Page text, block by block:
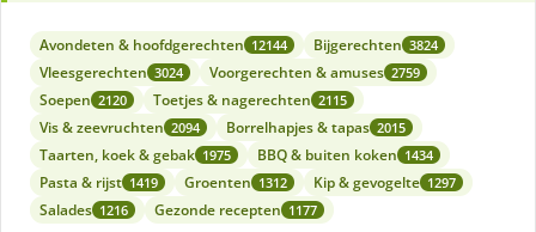
Avondeten & hoofdgerechten 12144 Bijgerechten 3824
Vleesgerechten 3024 Voorgerechten & amuses 2759
Soepen 2120 Toetjes & nagerechten 2115
Vis & zeevruchten 2094 Borrelhapjes & tapas 2015
Taarten, koek & gebak 1975 BBQ & buiten koken 1434
Pasta & rijst 1419 Groenten 1312 Kip & gevogelte 1297
Salades 1216 Gezonde recepten 1177